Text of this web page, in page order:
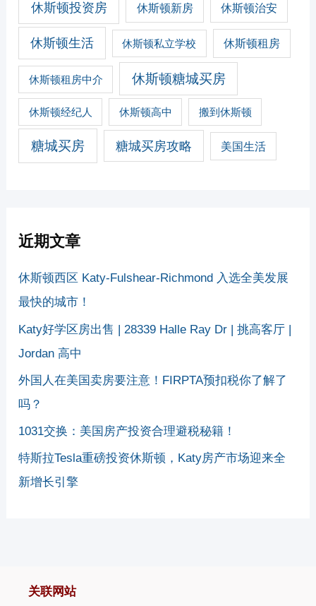
休斯顿投资房 休斯顿新房 休斯顿治安
休斯顿生活 休斯顿私立学校 休斯顿租房
休斯顿租房中介 休斯顿糖城买房
休斯顿经纪人 休斯顿高中 搬到休斯顿
糖城买房 糖城买房攻略 美国生活
近期文章
休斯顿西区 Katy-Fulshear-Richmond 入选全美发展
最快的城市！
Katy好学区房出售 | 28339 Halle Ray Dr | 挑高客厅 |
Jordan 高中
外国人在美国卖房要注意！FIRPTA预扣税你了解了
吗？
1031交换：美国房产投资合理避税秘籍！
特斯拉Tesla重磅投资休斯顿，Katy房产市场迎来全
新增长引擎
关联网站